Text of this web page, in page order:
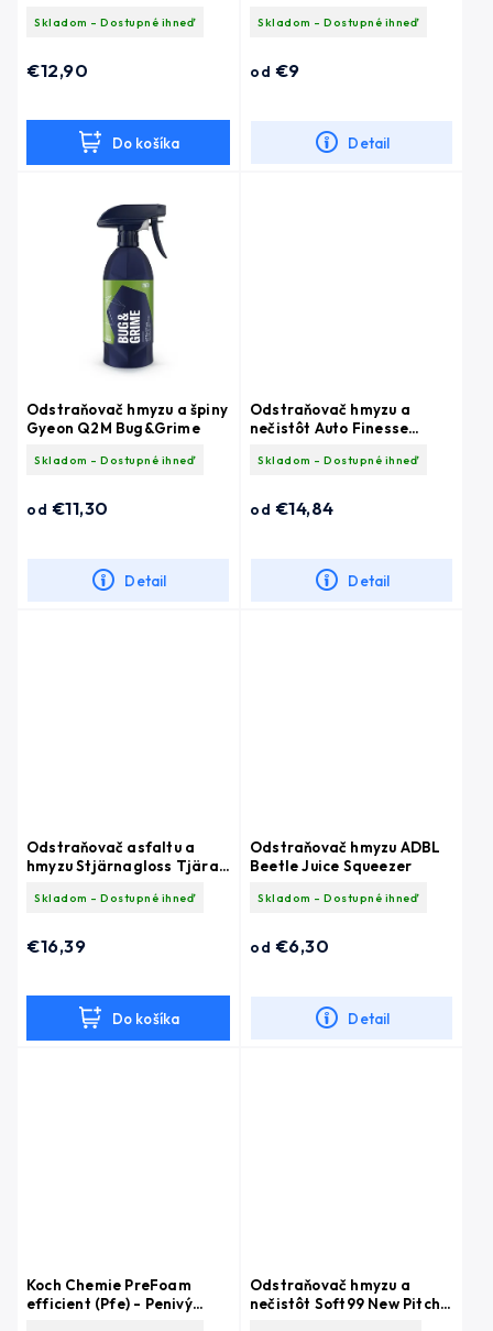
nečistôt 750ml
Skladom - Dostupné ihneď
€12,90
Do košíka
Skladom - Dostupné ihneď
od €9
Detail
Odstraňovač hmyzu a špiny
Gyeon Q2M Bug&Grime
Skladom - Dostupné ihneď
od €11,30
Detail
Odstraňovač hmyzu a
nečistôt Auto Finesse
Remover
Skladom - Dostupné ihneď
od €14,84
Detail
Odstraňovač asfaltu a
hmyzu Stjärnagloss Tjära
Skladom - Dostupné ihneď
€16,39
Do košíka
Odstraňovač hmyzu ADBL
Beetle Juice Squeezer
Skladom - Dostupné ihneď
od €6,30
Detail
Koch Chemie PreFoam
efficient (Pfe) - Penivý
Odstraňovač hmyzu a
nečistôt Soft99 New Pitch